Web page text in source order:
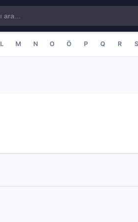
L M N O Ö P Q R S